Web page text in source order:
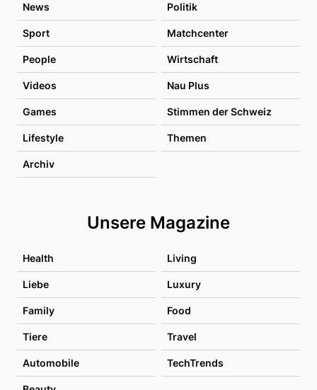
News Politik
Sport Matchcenter
People Wirtschaft
Videos Nau Plus
Games Stimmen der Schweiz
Lifestyle Themen
Archiv
Unsere Magazine
Health Living
Liebe Luxury
Family Food
Tiere Travel
Automobile TechTrends